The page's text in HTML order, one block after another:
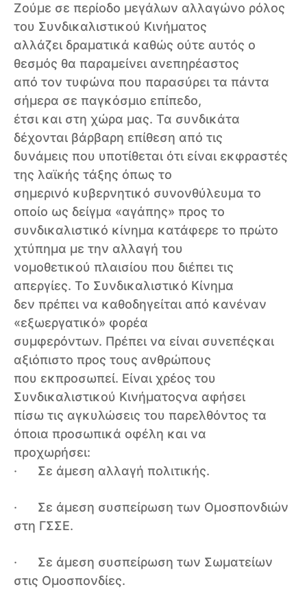
Ζούμε σε περίοδο μεγάλων αλλαγώνο ρόλος
του Συνδικαλιστικού Κινήματος
αλλάζει δραματικά καθώς ούτε αυτός ο
θεσμός θα παραμείνει ανεπηρέαστος
από τον τυφώνα που παρασύρει τα πάντα
σήμερα σε παγκόσμιο επίπεδο,
έτσι και στη χώρα μας. Τα συνδικάτα
δέχονται βάρβαρη επίθεση από τις
δυνάμεις που υποτίθεται ότι είναι εκφραστές
της λαϊκής τάξης όπως το
σημερινό κυβερνητικό συνονθύλευμα το
οποίο ως δείγμα «αγάπης» προς το
συνδικαλιστικό κίνημα κατάφερε το πρώτο
χτύπημα με την αλλαγή του
νομοθετικού πλαισίου που διέπει τις
απεργίες. Το Συνδικαλιστικό Κίνημα
δεν πρέπει να καθοδηγείται από κανέναν
«εξωεργατικό» φορέα
συμφερόντων. Πρέπει να είναι συνεπέςκαι
αξιόπιστο προς τους ανθρώπους
που εκπροσωπεί. Είναι χρέος του
Συνδικαλιστικού Κινήματοςνα αφήσει
πίσω τις αγκυλώσεις του παρελθόντος τα
όποια προσωπικά οφέλη και να
προχωρήσει:
· Σε άμεση αλλαγή πολιτικής.
· Σε άμεση συσπείρωση των Ομοσπονδιών
στη ΓΣΣΕ.
· Σε άμεση συσπείρωση των Σωματείων
στις Ομοσπονδίες.